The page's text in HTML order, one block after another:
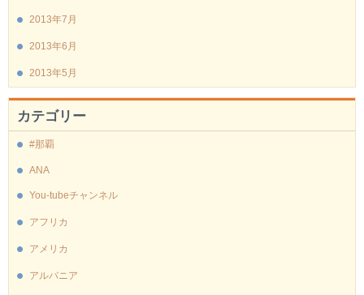
2013年7月
2013年6月
2013年5月
カテゴリー
#那覇
ANA
You-tubeチャンネル
アフリカ
アメリカ
アルバニア